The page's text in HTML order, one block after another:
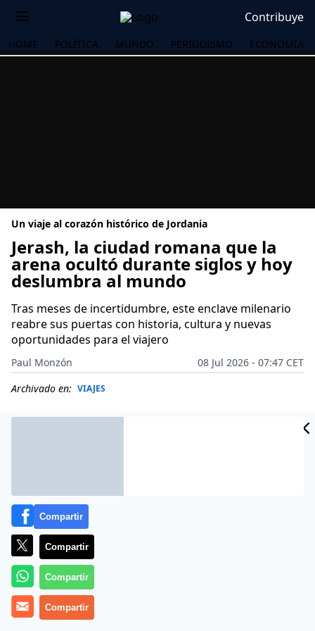
Contribuye
HOME POLÍTICA MUNDO PERIODISMO ECONOMÍA
Un viaje al corazón histórico de Jordania
Jerash, la ciudad romana que la
arena ocultó durante siglos y hoy
deslumbra al mundo
Tras meses de incertidumbre, este enclave milenario
reabre sus puertas con historia, cultura y nuevas
oportunidades para el viajero
Paul Monzón
08 Jul 2026 - 07:47 CET
Archivado en: VIAJES
Más información
Compartir
Compartir
Compartir
Compartir